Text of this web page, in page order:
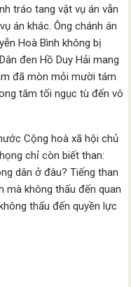
tráo tang vật vụ án vẫn
án khác. Ông chánh án
Hoà Bình không bị
đen Hồ Duy Hải mang
đã mòn mỏi mười tám
tăm tối ngục tù đến vô
Cộng hoà xã hội chủ
chỉ còn biết than:
dân ở đâu? Tiếng than
mà không thấu đến quan
thấu đến quyền lực